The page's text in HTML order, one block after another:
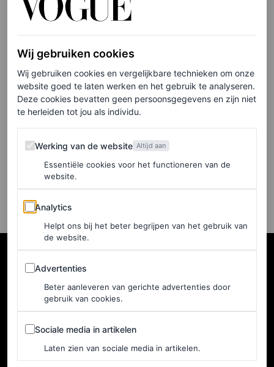
A$AP Rocky en Rihanna
bewijzen nog steeds de
koning en koningin van
date night-stijl te zijn
DANIEL RODGERS EN ALEX KESSLER
Wij gebruiken cookies
Wij gebruiken cookies en vergelijkbare technieken om onze
website goed te laten werken en het gebruik te analyseren.
Deze cookies bevatten geen persoonsgegevens en zijn niet
te herleiden tot jou als individu.
Werking van de website
Werking van de website Altijd aan
Essentiële cookies voor het functioneren van de
website.
Analytics
Analytics
Helpt ons bij het beter begrijpen van het gebruik van
de website.
Advertenties
Advertenties
Beter aanleveren van gerichte advertenties door
gebruik van cookies.
Sociale media in artikelen
Sociale media in artikelen
Laten zien van sociale media in artikelen.